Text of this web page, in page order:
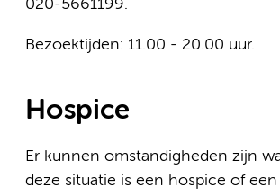
020-5661199.
Bezoektijden: 11.00 - 20.00 uur.
Hospice
Er kunnen omstandigheden zijn
deze situatie is een hospice of